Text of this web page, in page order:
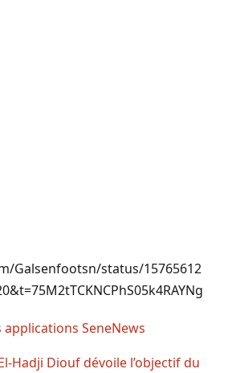
Galsenfootsn/status/15765612
Hadji Diouf dévoile l’objectif du